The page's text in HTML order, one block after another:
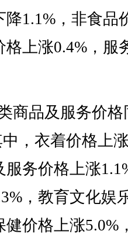
降1.1%，非食品
格上涨0.4%，服
品及服务价格
，衣着价格上
服务价格上涨
，教育文化娱
健价格上涨5.0%